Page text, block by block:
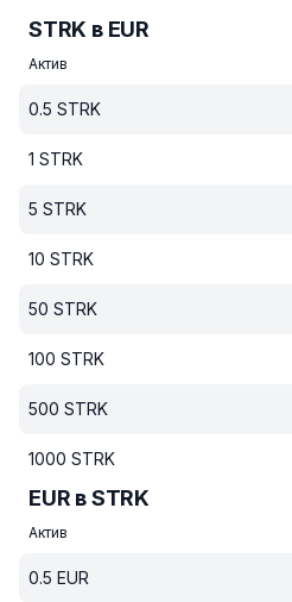
STRK в EUR
Актив
0.5 STRK
1 STRK
5 STRK
10 STRK
50 STRK
100 STRK
500 STRK
1000 STRK
EUR в STRK
Актив
0.5 EUR